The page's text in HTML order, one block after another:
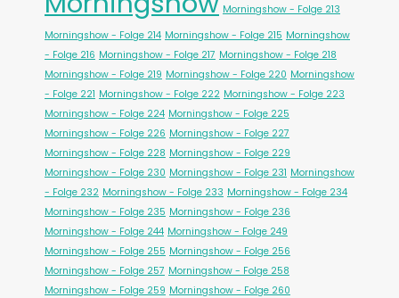
Morningshow - Folge 213
Morningshow - Folge 214 Morningshow - Folge 215 Morningshow
- Folge 216 Morningshow - Folge 217 Morningshow - Folge 218
Morningshow - Folge 219 Morningshow - Folge 220 Morningshow
- Folge 221 Morningshow - Folge 222 Morningshow - Folge 223
Morningshow - Folge 224 Morningshow - Folge 225
Morningshow - Folge 226 Morningshow - Folge 227
Morningshow - Folge 228 Morningshow - Folge 229
Morningshow - Folge 230 Morningshow - Folge 231 Morningshow
- Folge 232 Morningshow - Folge 233 Morningshow - Folge 234
Morningshow - Folge 235 Morningshow - Folge 236
Morningshow - Folge 244 Morningshow - Folge 249
Morningshow - Folge 255 Morningshow - Folge 256
Morningshow - Folge 257 Morningshow - Folge 258
Morningshow - Folge 259 Morningshow - Folge 260